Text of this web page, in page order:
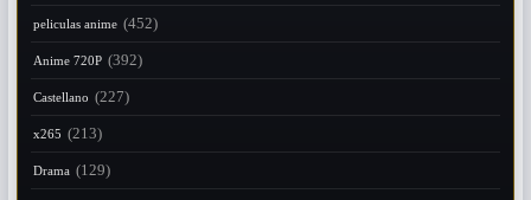
peliculas anime (452)
Anime 720P (392)
Castellano (227)
x265 (213)
Drama (129)